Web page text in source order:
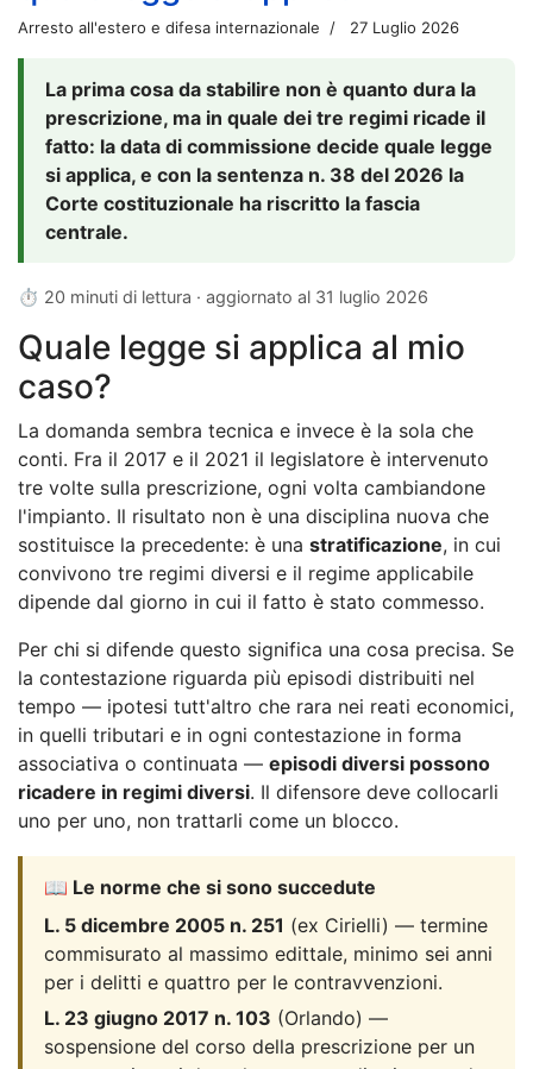
Arresto all'estero e difesa internazionale 27 Luglio 2026
La prima cosa da stabilire non è quanto dura la
prescrizione, ma in quale dei tre regimi ricade il
fatto: la data di commissione decide quale legge
si applica, e con la sentenza n. 38 del 2026 la
Corte costituzionale ha riscritto la fascia
centrale.
⏱ 20 minuti di lettura · aggiornato al 31 luglio 2026
Quale legge si applica al mio
caso?
La domanda sembra tecnica e invece è la sola che
conti. Fra il 2017 e il 2021 il legislatore è intervenuto
tre volte sulla prescrizione, ogni volta cambiandone
l'impianto. Il risultato non è una disciplina nuova che
sostituisce la precedente: è una stratificazione, in cui
convivono tre regimi diversi e il regime applicabile
dipende dal giorno in cui il fatto è stato commesso.
Per chi si difende questo significa una cosa precisa. Se
la contestazione riguarda più episodi distribuiti nel
tempo — ipotesi tutt'altro che rara nei reati economici,
in quelli tributari e in ogni contestazione in forma
associativa o continuata — episodi diversi possono
ricadere in regimi diversi. Il difensore deve collocarli
uno per uno, non trattarli come un blocco.
📖 Le norme che si sono succedute
L. 5 dicembre 2005 n. 251 (ex Cirielli) — termine
commisurato al massimo edittale, minimo sei anni
per i delitti e quattro per le contravvenzioni.
L. 23 giugno 2017 n. 103 (Orlando) —
sospensione del corso della prescrizione per un